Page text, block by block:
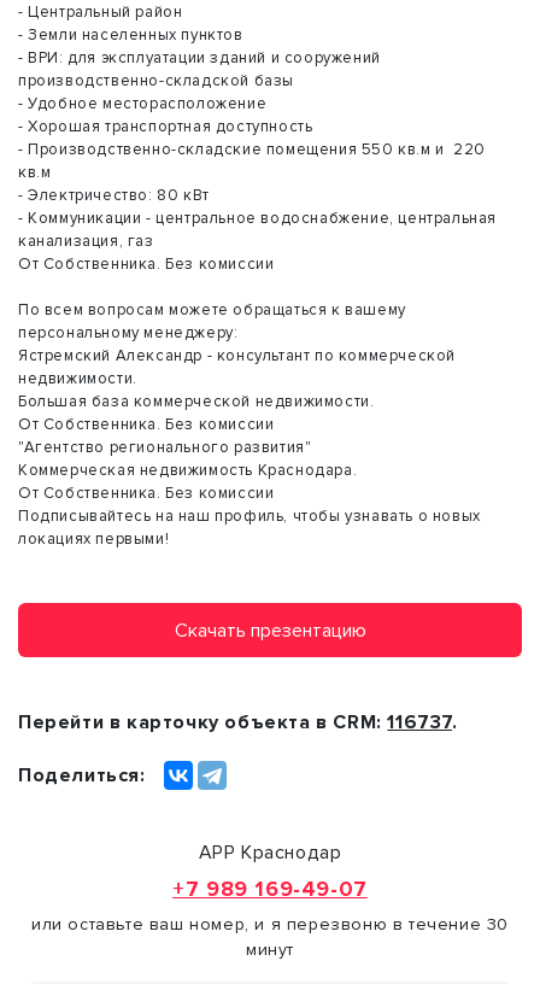
- Центральный район
- Земли населенных пунктов
- ВРИ: для эксплуатации зданий и сооружений
производственно-складской базы
- Удобное месторасположение
- Хорошая транспортная доступность
- Производственно-складские помещения 550 кв.м и 220
кв.м
- Электричество: 80 кВт
- Коммуникации - центральное водоснабжение, центральная
канализация, газ
От Собственника. Без комиссии
По всем вопросам можете обращаться к вашему
персональному менеджеру:
Ястремский Александр - консультант по коммерческой
недвижимости.
Большая база коммерческой недвижимости.
От Собственника. Без комиссии
"Агентство регионального развития"
Коммерческая недвижимость Краснодара.
От Собственника. Без комиссии
Подписывайтесь на наш профиль, чтобы узнавать о новых
локациях первыми!
Скачать презентацию
Перейти в карточку объекта в CRM:116737.
Поделиться:
АРР Краснодар
+7 989 169-49-07
или оставьте ваш номер, и я перезвоню в течение 30
минут